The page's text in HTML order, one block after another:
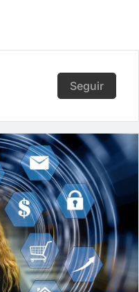
Seguir